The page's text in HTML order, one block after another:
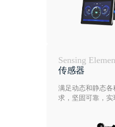
Sensing
传感器
满足动态和静态
求，坚固可靠，实